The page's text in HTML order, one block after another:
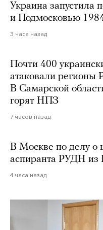
Украина запустила
и Подмосковью
3 часа назад
Почти 400
атаковали регионы
В Самарской
горят НПЗ
7 часов назад
В Москве по делу о
аспиранта РУДН из
4 часа назад